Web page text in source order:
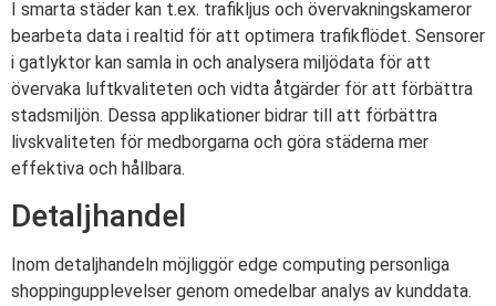
I smarta städer kan t.ex. trafikljus och övervakningskameror
bearbeta data i realtid för att optimera trafikflödet. Sensorer
i gatlyktor kan samla in och analysera miljödata för att
övervaka luftkvaliteten och vidta åtgärder för att förbättra
stadsmiljön. Dessa applikationer bidrar till att förbättra
livskvaliteten för medborgarna och göra städerna mer
effektiva och hållbara.
Detaljhandel
Inom detaljhandeln möjliggör edge computing personliga
shoppingupplevelser genom omedelbar analys av kunddata.